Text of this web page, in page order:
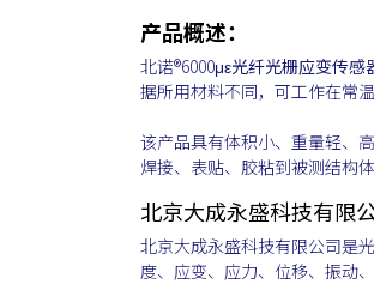
产品概述：
北诺®6000με光纤光栅应变传感
据所用材料不同，可工作在常
该产品具有体积小、重量轻、
焊接、表贴、胶粘到被测结构
北京大成永盛科技有限公
北京大成永盛科技有限公司是
度、应变、应力、位移、振动